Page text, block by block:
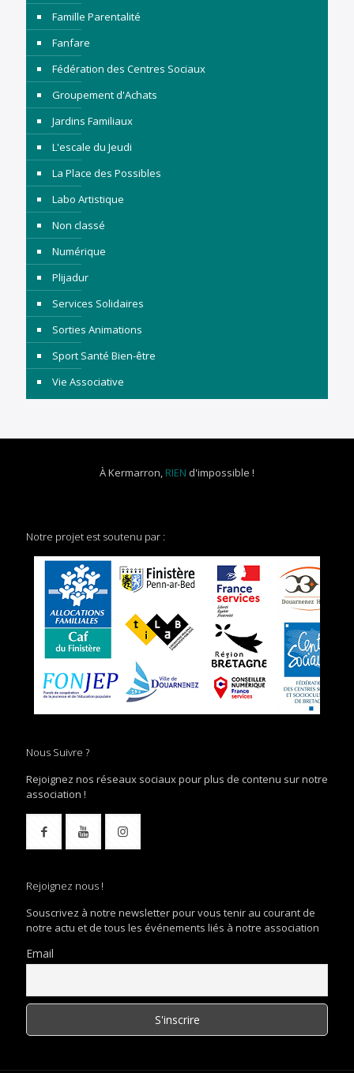
Famille Parentalité
Fanfare
Fédération des Centres Sociaux
Groupement d'Achats
Jardins Familiaux
L'escale du Jeudi
La Place des Possibles
Labo Artistique
Non classé
Numérique
Plijadur
Services Solidaires
Sorties Animations
Sport Santé Bien-être
Vie Associative
À Kermarron, RIEN d'impossible !
Notre projet est soutenu par :
Nous Suivre ?
Rejoignez nos réseaux sociaux pour plus de contenu sur notre
association !
Rejoignez nous !
Souscrivez à notre newsletter pour vous tenir au courant de
notre actu et de tous les événements liés à notre association
Email